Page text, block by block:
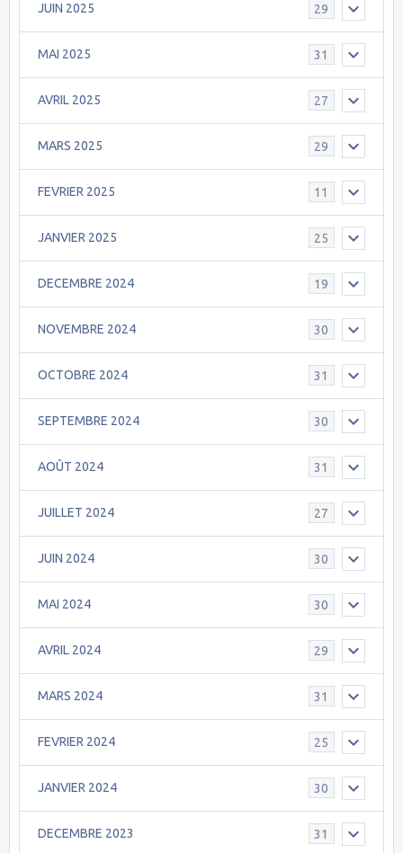
JUIN 2025 29
MAI 2025 31
AVRIL 2025 27
MARS 2025 29
FEVRIER 2025 11
JANVIER 2025 25
DECEMBRE 2024 19
NOVEMBRE 2024 30
OCTOBRE 2024 31
SEPTEMBRE 2024 30
AOÛT 2024 31
JUILLET 2024 27
JUIN 2024 30
MAI 2024 30
AVRIL 2024 29
MARS 2024 31
FEVRIER 2024 25
JANVIER 2024 30
DECEMBRE 2023 31